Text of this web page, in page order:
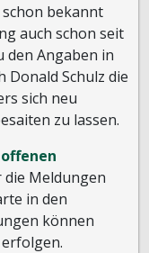
bekannt
auch schon seit
den Angaben in
Schulz die
sich neu
zu lassen.
die Meldungen
in den
können
erfolgen.